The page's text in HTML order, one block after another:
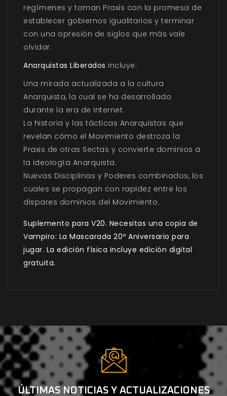
regímenes y toman Praxis con la promesa de
establecer gobiernos igualitarios y terminar
con una opresión de siglos que más vale
olvidar.
Anarquistas Liberados incluye:
Una mirada actualizada a la cultura
Anarquista, la cual se ha desarrollado
durante la era de Internet.
La historia y las tácticas Anarquistas que
revelan cómo el Movimiento destroza la
Praxis de otras Sectas y convierte dominios a
la ideología Anarquista.
Nuevas Disciplinas y Poderes combinados, los
cuales se propagan con rapidez entre los
dispares dominios del Movimiento.
Suplemento para V20. Necesitas una copia de
Vampiro: La Mascarada 20º Aniversario para
jugar. La edición física incluye edición digital
gratuita.
ÚLTIMAS NOTICIAS Y ACTUALIZACIONES